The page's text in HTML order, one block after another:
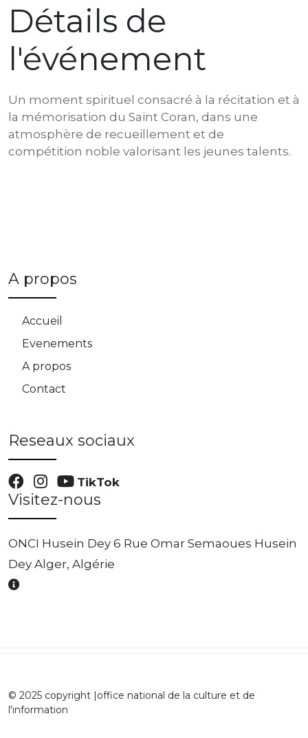
0 DZD
Détails de
l'événement
Un moment spirituel consacré à la récitation et à
la mémorisation du Saint Coran, dans une
atmosphère de recueillement et de
compétition noble valorisant les jeunes talents.
A propos
Accueil
Evenements
A propos
Contact
Reseaux sociaux
TikTok
Visitez-nous
ONCI Husein Dey 6 Rue Omar Semaoues Husein
Dey Alger, Algérie
© 2025 copyright |office national de la culture et de
l'information